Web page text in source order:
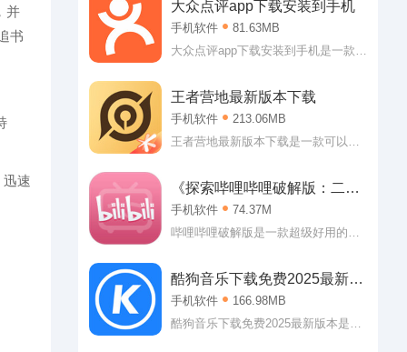
并
书
速
大众点评app下载安装到手机
手机软件
81.63MB
大众点评app下载安装到手机是一款可
用。大众点评app下载安装到手机可以
让大家了解到附近的可以消费的内
容，可以是美食，可以是美景，也可
以是看电影什么的!
王者营地最新版本下载
手机软件
213.06MB
王者营地最新版本下载是一款可以让
者营地最新版本下载专门提供王者荣
耀的各项服务，查战绩，查攻略、看
直播以及游戏公告什么的都能轻松查
看哦!
《探索哔哩哔哩破解版：二次
元的乐园》
手机软件
74.37M
哔哩哔哩破解版是一款超级好用的二
内直接登入即可获得大会员权益，各
种视频随心看，软件内有着超多二次
元番剧，可以说是喜欢二次元用户的
福音。感兴趣的朋友欢迎来99seo下
酷狗音乐下载免费2025最新版
本
手机软件
166.98MB
酷狗音乐下载免费2025最新版本是一